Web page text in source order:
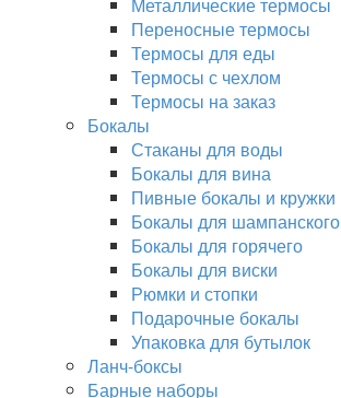
Переносные термосы
Термосы для еды
Термосы с чехлом
Термосы на заказ
Бокалы
Стаканы для воды
Бокалы для вина
Пивные бокалы и кружки
Бокалы для шампанского
Бокалы для горячего
Бокалы для виски
Рюмки и стопки
Подарочные бокалы
Упаковка для бутылок
Ланч-боксы
Барные наборы